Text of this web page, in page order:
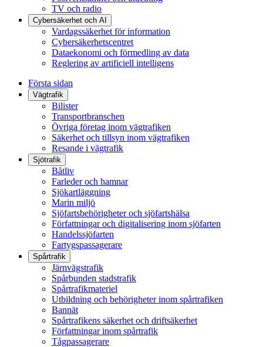
TV och radio
Cybersäkerhet och AI
Vardagssäkerhet för information
Cybersäkerhetscentret
Dataekonomi och förmedling av data
Reglering av artificiell intelligens
Första sidan
Vägtrafik
Bilister
Transportbranschen
Övriga företag inom vägtrafiken
Säkerhet och tillsyn inom vägtrafiken
Resande i vägtrafik
Sjötrafik
Båtliv
Farleder och hamnar
Sjökartläggning
Marin miljö
Sjöfartsbehörigheter och sjöfartshälsa
Författningar och digitalisering inom sjöfarten
Handelssjöfarten
Fartygspassagerare
Spårtrafik
Järnvägstrafik
Spårbunden stadstrafik
Spårtrafikmateriel
Utbildning och behörigheter inom spårtrafiken
Bannät
Spårtrafikens säkerhet och driftsäkerhet
Författningar inom spårtrafik
Tågpassagerare